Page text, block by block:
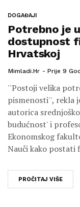
DOGAĐAJI
Potrebno je
dostupnost
Hrvatskoj
Mimladi.hr Prije 9
''Postoji velika
pismenosti'', rekla
autorica
budućnost' i
Ekonomskog
Nauči kako postati
PROČITAJ VIŠE